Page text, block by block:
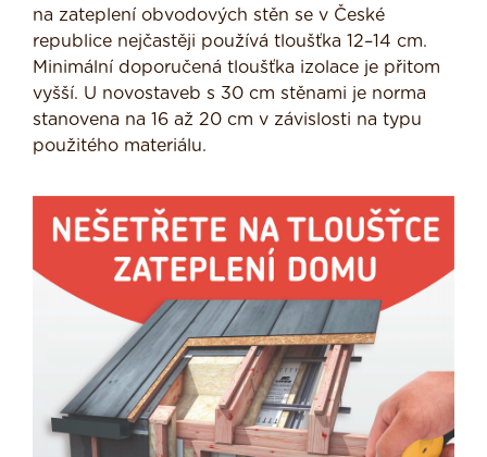
na zateplení obvodových stěn se v České
republice nejčastěji používá tloušťka 12–14 cm.
Minimální doporučená tloušťka izolace je přitom
vyšší. U novostaveb s 30 cm stěnami je norma
stanovena na 16 až 20 cm v závislosti na typu
použitého materiálu.